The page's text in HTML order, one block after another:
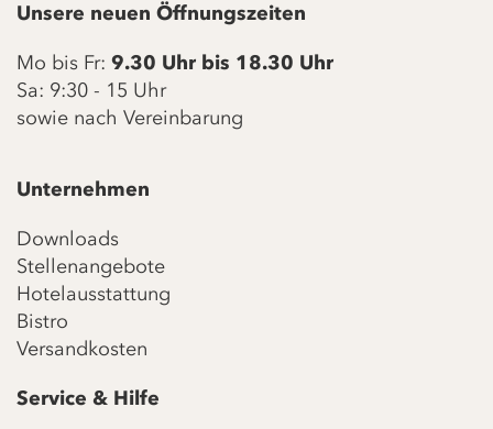
Unsere neuen Öffnungszeiten
Mo bis Fr: 9.30 Uhr bis 18.30 Uhr
Sa: 9:30 - 15 Uhr
sowie nach Vereinbarung
Unternehmen
Downloads
Stellenangebote
Hotelausstattung
Bistro
Versandkosten
Service & Hilfe